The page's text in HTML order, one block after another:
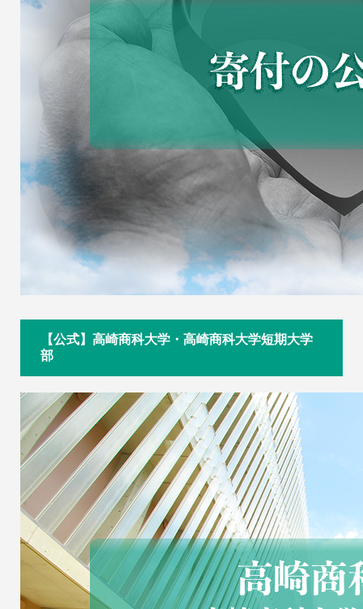
【公式】高崎商科大学・高崎商科大学短期大学
部